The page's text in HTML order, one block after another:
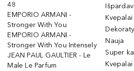
48
EMPORIO ARMANI -
Stronger With You
EMPORIO ARMANI -
Stronger With You Intensely
JEAN PAUL GAULTIER - Le
Male Le Parfum
Nauja
Super
Kvepalai